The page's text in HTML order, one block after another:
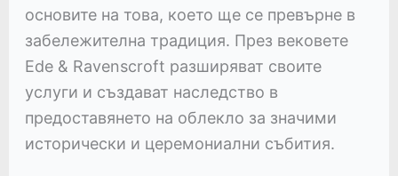
основите на това, което ще се превърне в
забележителна традиция. През вековете
Ede & Ravenscroft разширяват своите
услуги и създават наследство в
предоставянето на облекло за значими
исторически и церемониални събития.